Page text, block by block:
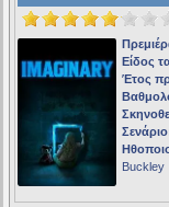
Είδος
Έτος
Buckley